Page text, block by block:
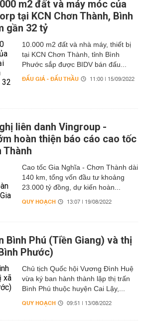
m2 đất và máy móc của
tại KCN Chơn Thành, Bình
gần 32 tỷ
10.000 m2 đất và nhà máy, thiết bị
tại KCN Chơn Thành, tỉnh Bình
Phước sắp được BIDV bán đấu...
ĐẤU GIÁ - ĐẤU THẦU 11:00 | 15/09/2022
liên danh Vingroup -
hoàn thiện báo cáo cao tốc
Thành
Cao tốc Gia Nghĩa - Chơn Thành dài
140 km, tổng vốn đầu tư khoảng
23.000 tỷ đồng, dự kiến hoàn...
QUY HOẠCH 13:07 | 19/08/2022
Bình Phú (Tiền Giang) và thị
Phước)
Chủ tịch Quốc hội Vương Đình Huệ
vừa ký ban hành thành lập thị trấn
Bình Phú thuộc huyện Cai Lậy,...
QUY HOẠCH 09:51 | 13/08/2022